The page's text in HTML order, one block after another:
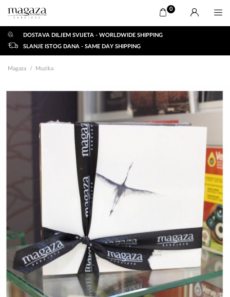
0
DOSTAVA DILJEM SVIJETA - WORLDWIDE SHIPPING
SLANJE ISTOG DANA - SAME DAY SHIPPING
Magaza Muzika